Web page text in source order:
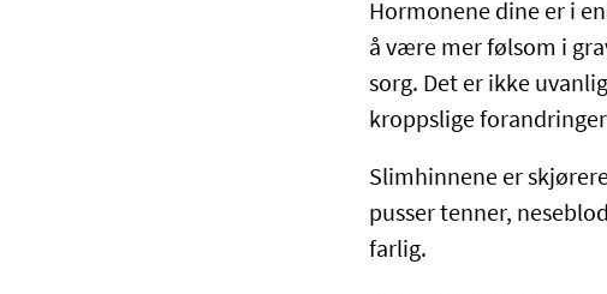
Hormonene dine er i
å være mer følsom i
sorg. Det er ikke
kroppslige
Slimhinnene er
pusser tenner,
farlig.